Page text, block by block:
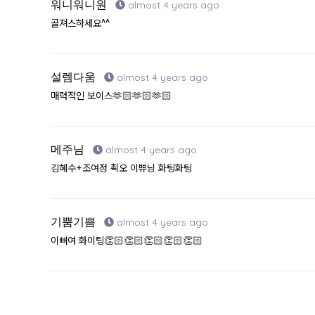
워니워니원 almost 4 years ago
골져스하세요^^
설렘다움 almost 4 years ago
매력적인 보이스🫶🏻🫶🏻🫶🏻
메주님 almost 4 years ago
김혜수+조여정 쵝오 이쀼닝 화팅화팅
기뿜기쁨 almost 4 years ago
이뻐여 화이팅👏🏻👏🏻👏🏻👏🏻👏🏻